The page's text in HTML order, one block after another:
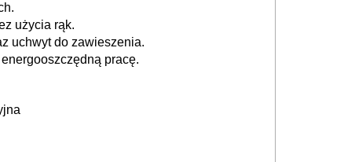
użycia rąk.
uchwyt do zawieszenia.
pracę.